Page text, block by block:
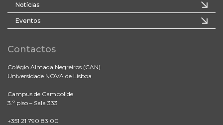
Notícias
Eventos
Contactos
Colégio Almada Negreiros (CAN)
Universidade NOVA de Lisboa
Campus de Campolide
3.º piso – Sala 333
+351 21 790 83 00